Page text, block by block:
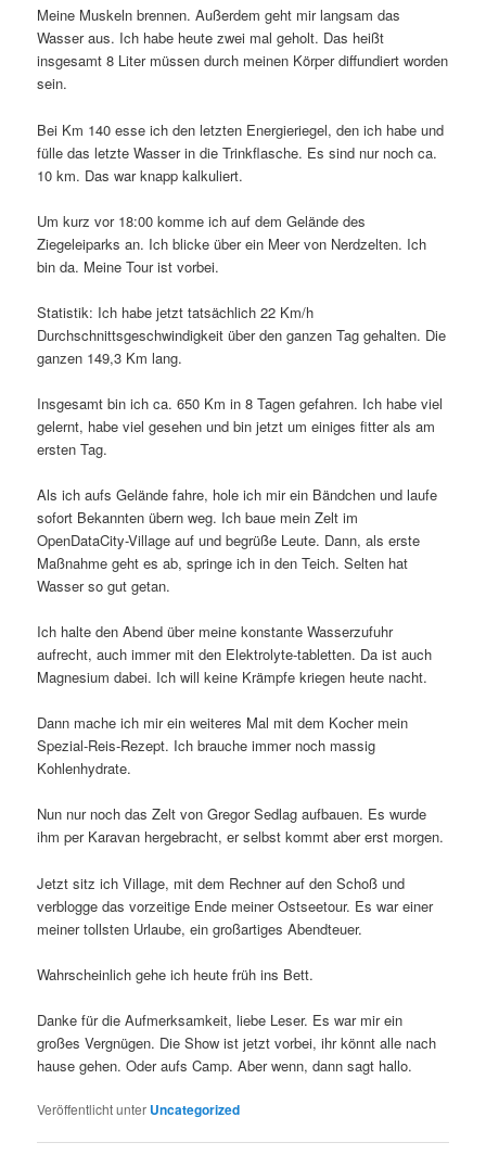
Meine Muskeln brennen. Außerdem geht mir langsam das
Wasser aus. Ich habe heute zwei mal geholt. Das heißt
insgesamt 8 Liter müssen durch meinen Körper diffundiert worden
sein.
Bei Km 140 esse ich den letzten Energieriegel, den ich habe und
fülle das letzte Wasser in die Trinkflasche. Es sind nur noch ca.
10 km. Das war knapp kalkuliert.
Um kurz vor 18:00 komme ich auf dem Gelände des
Ziegeleiparks an. Ich blicke über ein Meer von Nerdzelten. Ich
bin da. Meine Tour ist vorbei.
Statistik: Ich habe jetzt tatsächlich 22 Km/h
Durchschnittsgeschwindigkeit über den ganzen Tag gehalten. Die
ganzen 149,3 Km lang.
Insgesamt bin ich ca. 650 Km in 8 Tagen gefahren. Ich habe viel
gelernt, habe viel gesehen und bin jetzt um einiges fitter als am
ersten Tag.
Als ich aufs Gelände fahre, hole ich mir ein Bändchen und laufe
sofort Bekannten übern weg. Ich baue mein Zelt im
OpenDataCity-Village auf und begrüße Leute. Dann, als erste
Maßnahme geht es ab, springe ich in den Teich. Selten hat
Wasser so gut getan.
Ich halte den Abend über meine konstante Wasserzufuhr
aufrecht, auch immer mit den Elektrolyte-tabletten. Da ist auch
Magnesium dabei. Ich will keine Krämpfe kriegen heute nacht.
Dann mache ich mir ein weiteres Mal mit dem Kocher mein
Spezial-Reis-Rezept. Ich brauche immer noch massig
Kohlenhydrate.
Nun nur noch das Zelt von Gregor Sedlag aufbauen. Es wurde
ihm per Karavan hergebracht, er selbst kommt aber erst morgen.
Jetzt sitz ich Village, mit dem Rechner auf den Schoß und
verblogge das vorzeitige Ende meiner Ostseetour. Es war einer
meiner tollsten Urlaube, ein großartiges Abendteuer.
Wahrscheinlich gehe ich heute früh ins Bett.
Danke für die Aufmerksamkeit, liebe Leser. Es war mir ein
großes Vergnügen. Die Show ist jetzt vorbei, ihr könnt alle nach
hause gehen. Oder aufs Camp. Aber wenn, dann sagt hallo.
Veröffentlicht unter Uncategorized